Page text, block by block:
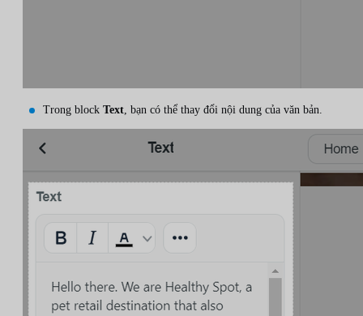
Trong block Text , bạn có thể thay đổi nội dung của văn bản.